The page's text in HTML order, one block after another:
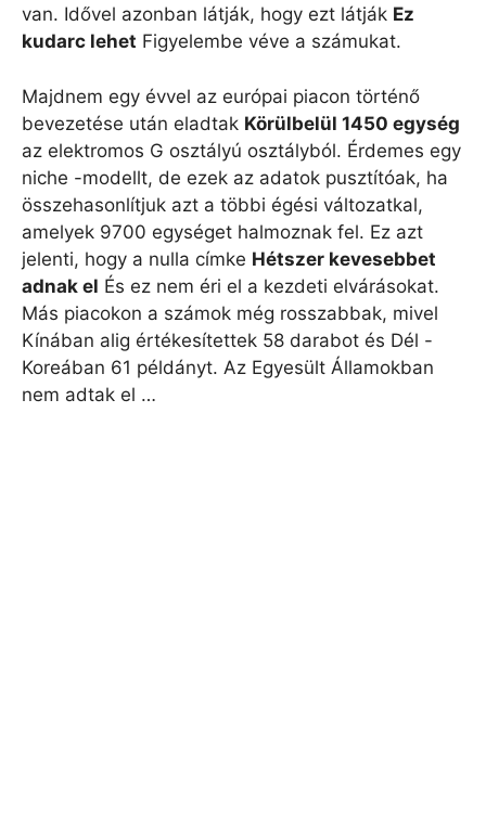
van. Idővel azonban látják, hogy ezt látják Ez
kudarc lehet Figyelembe véve a számukat.
Majdnem egy évvel az európai piacon történő
bevezetése után eladtak Körülbelül 1450 egység
az elektromos G osztályú osztályból. Érdemes egy
niche -modellt, de ezek az adatok pusztítóak, ha
összehasonlítjuk azt a többi égési változatkal,
amelyek 9700 egységet halmoznak fel. Ez azt
jelenti, hogy a nulla címke Hétszer kevesebbet
adnak el És ez nem éri el a kezdeti elvárásokat.
Más piacokon a számok még rosszabbak, mivel
Kínában alig értékesítettek 58 darabot és Dél -
Koreában 61 példányt. Az Egyesült Államokban
nem adtak el …